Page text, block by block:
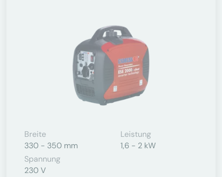
Breite
330 - 350 mm
Leistung
1,6 - 2 kW
Spannung
230 V